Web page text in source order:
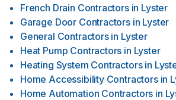
French Drain Contractors in Lyster
Garage Door Contractors in Lyster
General Contractors in Lyster
Heat Pump Contractors in Lyster
Heating System Contractors in
Home Accessibility Contractors in
Home Automation Contractors in